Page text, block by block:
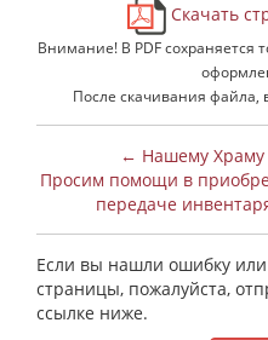
Скачать
Внимание! В PDF сохраняется
После скачивания файла,
← Нашему Храму
Просим помощи в
передаче
Если вы нашли ошибку или
страницы, пожалуйста,
ссылке ниже.